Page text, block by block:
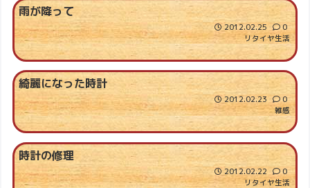
雨が降って
2012.02.25
0
リタイヤ生活
綺麗になった時計
2012.02.23
0
雑感
時計の修理
2012.02.22
0
リタイヤ生活